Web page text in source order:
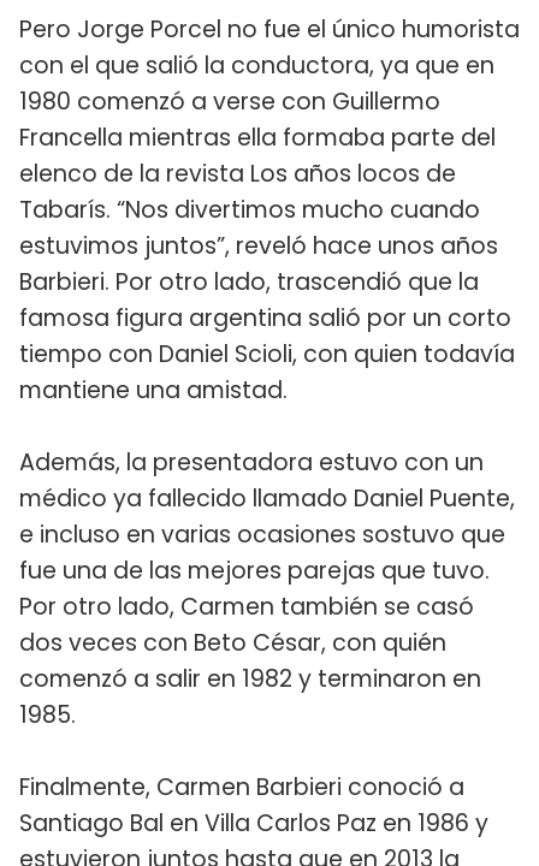
Pero Jorge Porcel no fue el único humorista
con el que salió la conductora, ya que en
1980 comenzó a verse con Guillermo
Francella mientras ella formaba parte del
elenco de la revista Los años locos de
Tabarís. “Nos divertimos mucho cuando
estuvimos juntos”, reveló hace unos años
Barbieri. Por otro lado, trascendió que la
famosa figura argentina salió por un corto
tiempo con Daniel Scioli, con quien todavía
mantiene una amistad.
Además, la presentadora estuvo con un
médico ya fallecido llamado Daniel Puente,
e incluso en varias ocasiones sostuvo que
fue una de las mejores parejas que tuvo.
Por otro lado, Carmen también se casó
dos veces con Beto César, con quién
comenzó a salir en 1982 y terminaron en
1985.
Finalmente, Carmen Barbieri conoció a
Santiago Bal en Villa Carlos Paz en 1986 y
estuvieron juntos hasta que en 2013 la